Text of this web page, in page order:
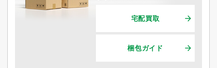
宅配買取
梱包ガイド